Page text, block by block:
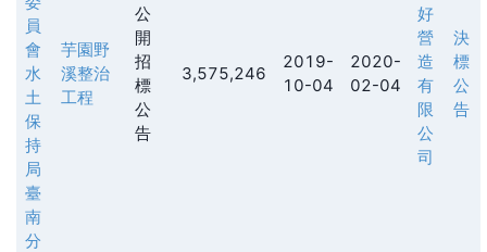
員
會
水
土
保
持
局
臺
南
分
芋園野
溪整治
工程
公
開
招
標
公
告
3,575,246
2019-
10-04
2020-
02-04
好
營
造
有
限
公
司
決
標
公
告